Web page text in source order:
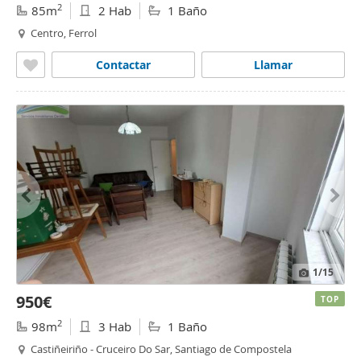
85m2 2 Hab 1 Baño
Centro, Ferrol
Llamar
Contactar
1/15
950€
98m2 3 Hab 1 Baño
Castiñeiriño - Cruceiro Do Sar, Santiago de Compostela
TOP